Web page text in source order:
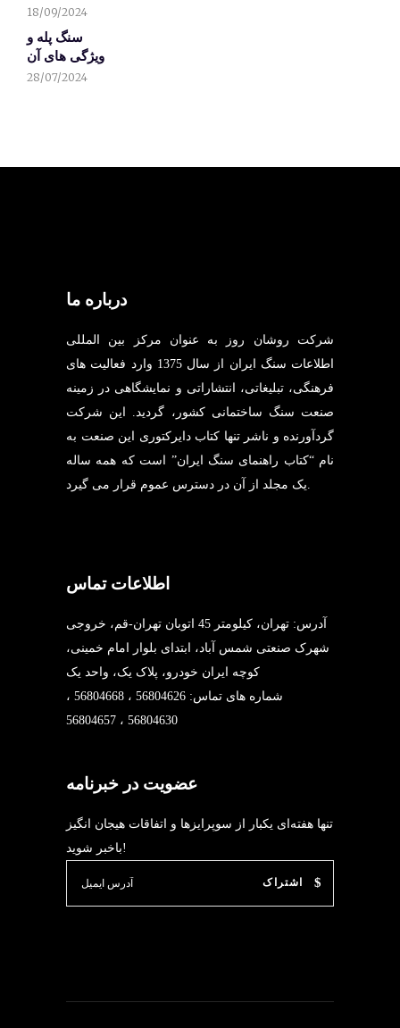
18/09/2024
سنگ پله و
ویژگی های آن
28/07/2024
درباره ما
شرکت روشان روز به عنوان مرکز بین المللی
اطلاعات سنگ ایران از سال 1375 وارد فعالیت های
فرهنگی، تبلیغاتی، انتشاراتی و نمایشگاهی در زمینه
صنعت سنگ ساختمانی کشور، گردید. این شرکت
گردآورنده و ناشر تنها کتاب دایرکتوری این صنعت به
نام “کتاب راهنمای سنگ ایران” است که همه ساله
یک مجلد از آن در دسترس عموم قرار می گیرد.
اطلاعات تماس
آدرس: تهران، کیلومتر 45 اتوبان تهران-قم، خروجی
شهرک صنعتی شمس آباد، ابتدای بلوار امام خمینی،
کوچه ایران خودرو، پلاک یک، واحد یک
شماره های تماس: 56804626 ، 56804668 ،
56804630 ، 56804657
عضویت در خبرنامه
تنها هفته‌ای یکبار از سوپرایزها و اتفاقات هیجان انگیز
باخبر شوید!
اشتراک